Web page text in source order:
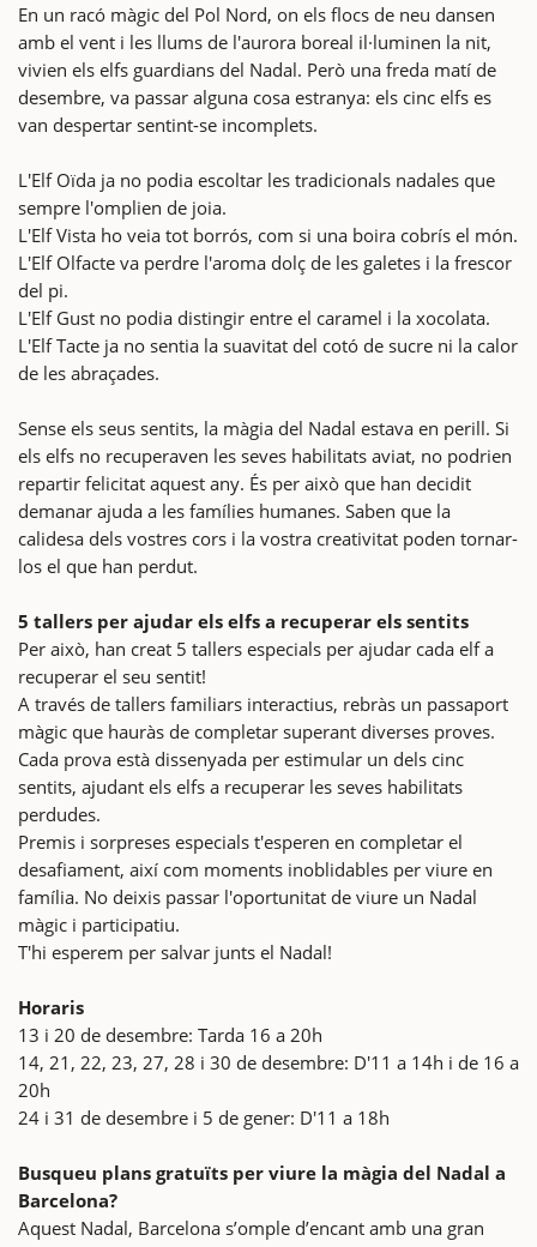
En un racó màgic del Pol Nord, on els flocs de neu dansen
amb el vent i les llums de l'aurora boreal il·luminen la nit,
vivien els elfs guardians del Nadal. Però una freda matí de
desembre, va passar alguna cosa estranya: els cinc elfs es
van despertar sentint-se incomplets.
L'Elf Oïda ja no podia escoltar les tradicionals nadales que
sempre l'omplien de joia.
L'Elf Vista ho veia tot borrós, com si una boira cobrís el món.
L'Elf Olfacte va perdre l'aroma dolç de les galetes i la frescor
del pi.
L'Elf Gust no podia distingir entre el caramel i la xocolata.
L'Elf Tacte ja no sentia la suavitat del cotó de sucre ni la calor
de les abraçades.
Sense els seus sentits, la màgia del Nadal estava en perill. Si
els elfs no recuperaven les seves habilitats aviat, no podrien
repartir felicitat aquest any. És per això que han decidit
demanar ajuda a les famílies humanes. Saben que la
calidesa dels vostres cors i la vostra creativitat poden tornar-
los el que han perdut.
5 tallers per ajudar els elfs a recuperar els sentits
Per això, han creat 5 tallers especials per ajudar cada elf a
recuperar el seu sentit!
A través de tallers familiars interactius, rebràs un passaport
màgic que hauràs de completar superant diverses proves.
Cada prova està dissenyada per estimular un dels cinc
sentits, ajudant els elfs a recuperar les seves habilitats
perdudes.
Premis i sorpreses especials t'esperen en completar el
desafiament, així com moments inoblidables per viure en
família. No deixis passar l'oportunitat de viure un Nadal
màgic i participatiu.
T'hi esperem per salvar junts el Nadal!
Horaris
13 i 20 de desembre: Tarda 16 a 20h
14, 21, 22, 23, 27, 28 i 30 de desembre: D'11 a 14h i de 16 a
20h
24 i 31 de desembre i 5 de gener: D'11 a 18h
Busqueu plans gratuïts per viure la màgia del Nadal a
Barcelona?
Aquest Nadal, Barcelona s’omple d’encant amb una gran